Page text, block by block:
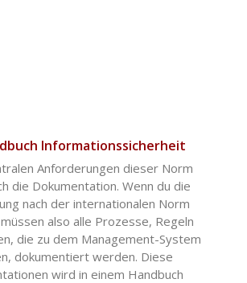
Informationssicherheit
Anforderungen dieser Norm
die Dokumentation. Wenn du die
nach der internationalen Norm
also alle Prozesse, Regeln
die zu dem Management-System
dokumentiert werden. Diese
wird in einem Handbuch